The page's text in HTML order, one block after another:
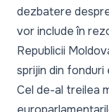
dezbatere
vor include în
Republicii
sprijin din fonduri
Cel de-al treilea